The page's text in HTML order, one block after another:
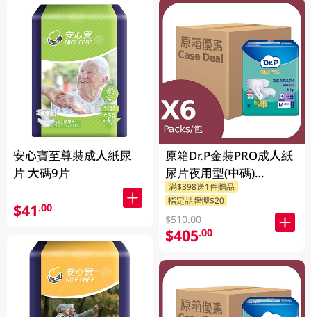
安心寶至尊裝成人紙尿
片 大碼9片
$41.00
原箱Dr.P金裝PRO成人紙
尿片夜用型(中碼)
6X9PCS
滿$398送1件贈品
指定品牌慳$20
$510.00
$405.00